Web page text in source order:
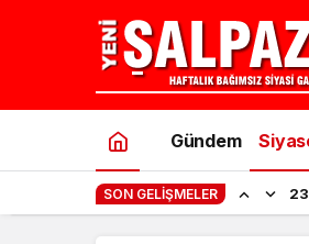
Gündem
SON GELIŞMELER